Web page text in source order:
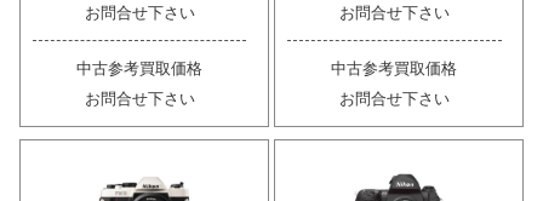
お問合せ下さい
中古参考買取価格
お問合せ下さい
お問合せ下さい
中古参考買取価格
お問合せ下さい